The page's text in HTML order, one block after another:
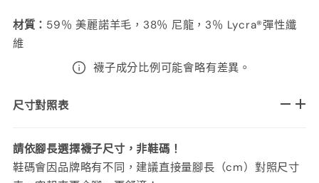
材質 ： 59％ 美麗諾羊毛，38％ 尼龍，3％ Lycra®彈性纖
維
襪子成分比例可能會略有差異。
尺寸對照表
請依腳長選擇襪子尺寸，非鞋碼！
鞋碼會因品牌略有不同，建議直接量腳長（cm）對照尺寸